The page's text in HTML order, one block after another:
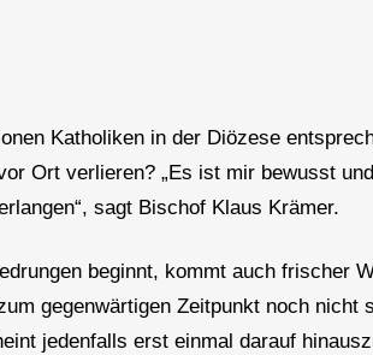
Katholiken in der Diözese
Ort verlieren? „Es ist mir bewusst
sagt Bischof Klaus Krämer.
beginnt, kommt auch frischer
gegenwärtigen Zeitpunkt noch
jedenfalls erst einmal darauf